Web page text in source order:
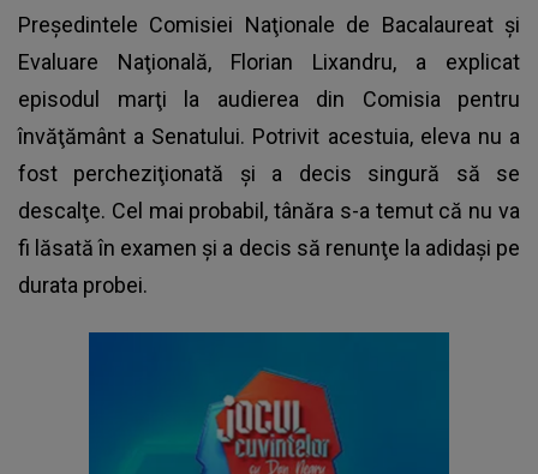
Preşedintele Comisiei Naţionale de Bacalaureat şi
Evaluare Naţională, Florian Lixandru, a explicat
episodul marţi la audierea din Comisia pentru
învăţământ a Senatului. Potrivit acestuia, eleva nu a
fost percheziţionată şi a decis singură să se
descalţe. Cel mai probabil, tânăra s-a temut că nu va
fi lăsată în examen şi a decis să renunţe la adidaşi pe
durata probei.